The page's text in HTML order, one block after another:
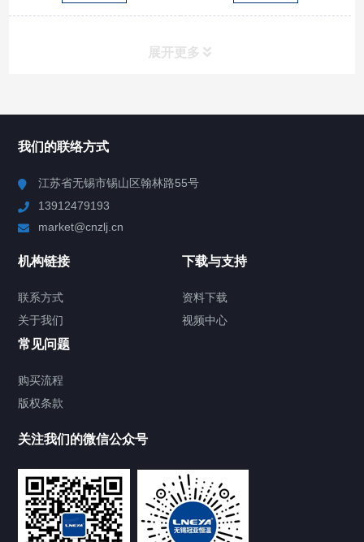
展开更多
Chiller高精度制冷循环器
TCU温度控制单元
Chiller气体控温系统
Chamber试验箱
FREEZER低温箱
我们的联络方式
江苏省无锡市锡山区翰林路55号
13912479193
market@cnzlj.cn
机构链接
联系方式
关于我们
下载与支持
资料下载
视频中心
常见问题
购买流程
版权条款
关注我们的微信公众号